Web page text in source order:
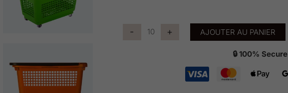
- + AJOUTER AU PANIER
🔒 100% Secure